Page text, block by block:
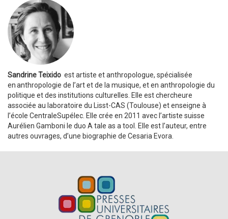
Sandrine Teixido est artiste et anthropologue, spécialisée
en anthropologie de l’art et de la musique, et en anthropologie du
politique et des institutions culturelles. Elle est chercheure
associée au laboratoire du Lisst-CAS (Toulouse) et enseigne à
l’école CentraleSupélec. Elle crée en 2011 avec l’artiste suisse
Aurélien Gamboni le duo A tale as a tool. Elle est l’auteur, entre
autres ouvrages, d’une biographie de Cesaria Evora.